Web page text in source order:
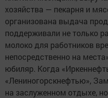
хозяйства — пекарня и
организована выдача
поддерживали не только
молоко для работников
непосредственно на
юбиляр. Когда
«Лениногорскнефтью»,
на заслуженном отдыхе,